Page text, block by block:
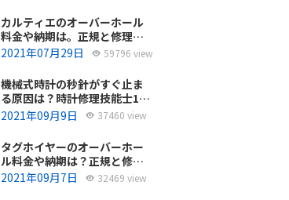
カルティエのオーバーホール
料金や納期は。正規と修理専
門店の比較どちらがおすす
2021年07月29日 59796 view
機械式時計の秒針がすぐ止ま
る原因は？時計修理技能士1級
の技術者がお答えします。
2021年09月9日 37460 view
タグホイヤーのオーバーホー
ル料金や納期は？正規と修理
専門店の比較、どちらがおす
2021年09月7日 32469 view